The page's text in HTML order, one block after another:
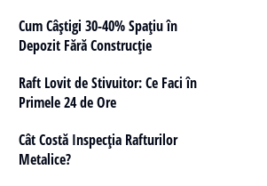
Cum Câștigi 30-40% Spațiu în
Depozit Fără Construcție
Raft Lovit de Stivuitor: Ce Faci în
Primele 24 de Ore
Cât Costă Inspecția Rafturilor
Metalice?